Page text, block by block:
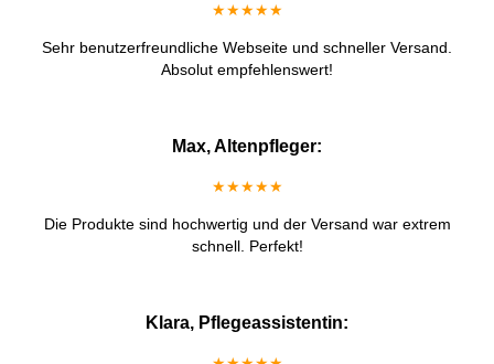
★★★★★
Sehr benutzerfreundliche Webseite und schneller Versand.
Absolut empfehlenswert!
Max, Altenpfleger:
★★★★★
Die Produkte sind hochwertig und der Versand war extrem
schnell. Perfekt!
Klara, Pflegeassistentin: